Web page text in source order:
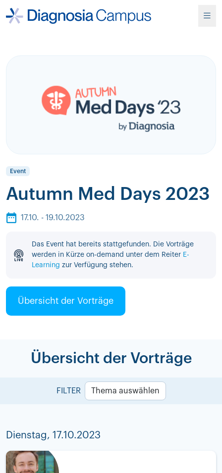
Event
Autumn Med Days 2023
17.10. - 19.10.2023
Das Event hat bereits stattgefunden. Die Vorträge
werden in Kürze on-demand unter dem Reiter E-
Learning zur Verfügung stehen.
Übersicht der Vorträge
Übersicht der Vorträge
FILTER Thema auswählen
Dienstag, 17.10.2023